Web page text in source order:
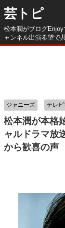
芸トピ
松本潤がブログ
ャンネル出演希望で
松本潤が本格
ャルドラマ放
から歓喜の声
ジャニーズ テレ